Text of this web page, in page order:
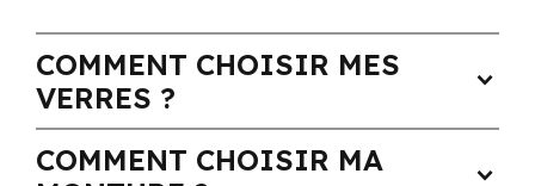
COMMENT CHOISIR MES
VERRES ?
expand_more
COMMENT CHOISIR MA
expand_more